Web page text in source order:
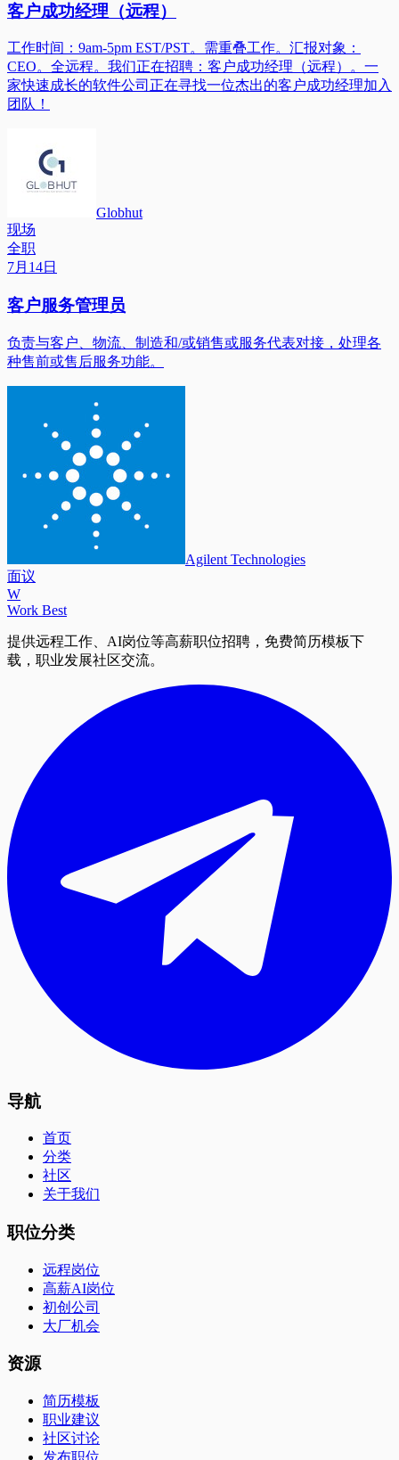
客户成功经理（远程）
工作时间：9am-5pm EST/PST。需重叠工作。汇报对象：
CEO。全远程。我们正在招聘：客户成功经理（远程）。一
家快速成长的软件公司正在寻找一位杰出的客户成功经理加入
团队！
Globhut
现场
全职
7月14日
客户服务管理员
负责与客户、物流、制造和/或销售或服务代表对接，处理各
种售前或售后服务功能。
Agilent Technologies
面议
W
Work Best
提供远程工作、AI岗位等高薪职位招聘，免费简历模板下
载，职业发展社区交流。
导航
首页
分类
社区
关于我们
职位分类
远程岗位
高薪AI岗位
初创公司
大厂机会
资源
简历模板
职业建议
社区讨论